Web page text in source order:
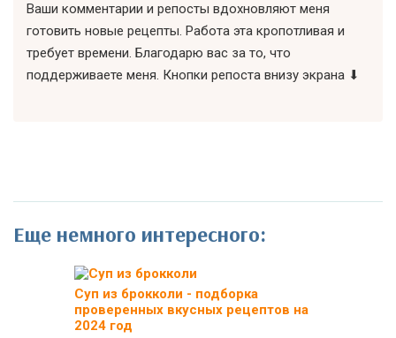
Ваши комментарии и репосты вдохновляют меня
готовить новые рецепты. Работа эта кропотливая и
требует времени. Благодарю вас за то, что
поддерживаете меня. Кнопки репоста внизу экрана ⬇
Еще немного интересного:
Суп из брокколи - подборка
проверенных вкусных рецептов на
2024 год